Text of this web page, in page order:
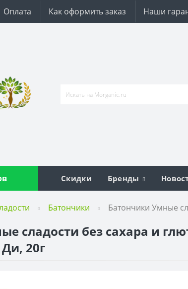
Оплата Как оформить заказ Наши
Скидки Бренды
Батончики Батончики Умные
сладости без сахара и
20г